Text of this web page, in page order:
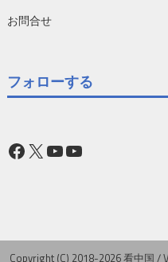
お問合せ
フォローする
Facebook
X YouTube
YouTube
Copyright (C) 2018-2026 看中国 /